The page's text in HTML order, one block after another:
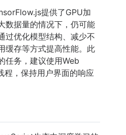
提供了GPU加
数据量的情况下，仍可能
过优化模型结构、减少不
缓存等方式提高性能。此
任务，建议使用Web
程，保持用户界面的响应